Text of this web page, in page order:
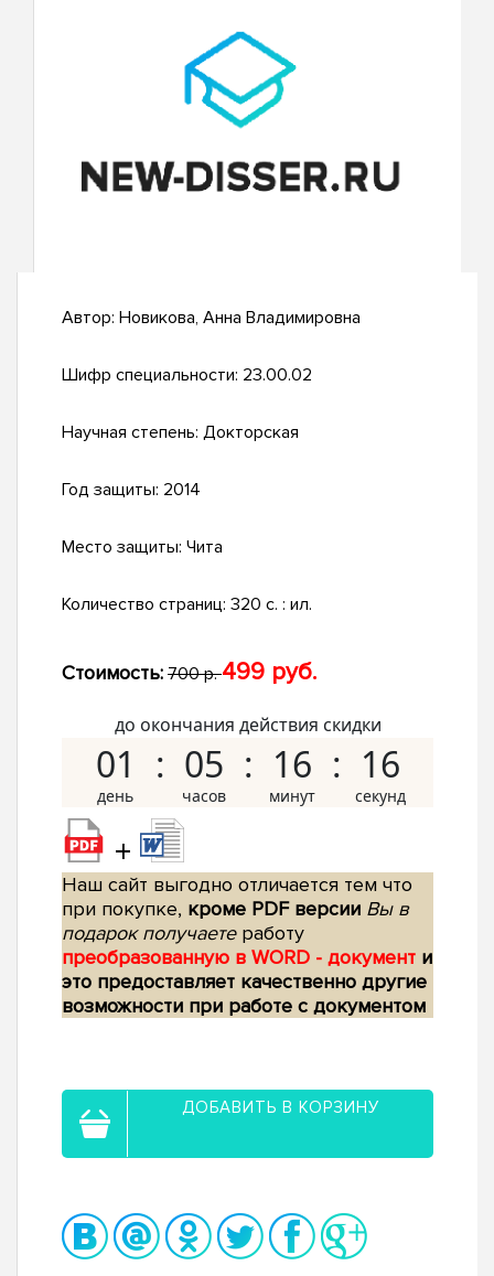
Автор: Новикова, Анна Владимировна
Шифр специальности: 23.00.02
Научная степень: Докторская
Год защиты: 2014
Место защиты: Чита
Количество страниц: 320 с. : ил.
Стоимость: 700 р.499 руб.
до окончания действия скидки
01 05 16 15
+
Наш сайт выгодно отличается тем что
при покупке, кроме PDF версии Вы в
подарок получаетеработу
преобразованную в WORD - документ и
это предоставляет качественно другие
возможности при работе с документом
ДОБАВИТЬ В КОРЗИНУ